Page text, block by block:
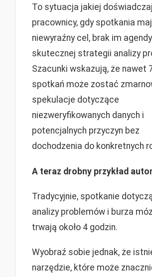
To sytuacja jakiej
pracownicy, gdy spotkania
niewyraźny cel, brak im
skutecznej strategii analizy
Szacunki wskazują, że nawet
spotkań może zostać
spekulacje dotyczące
niezweryfikowanych danych i
potencjalnych przyczyn bez
dochodzenia do konkretnych
A teraz drobny przykład
Tradycyjnie, spotkanie
analizy problemów i burza
trwają około 4 godzin.
Wyobraź sobie jednak, że
narzędzie, które może